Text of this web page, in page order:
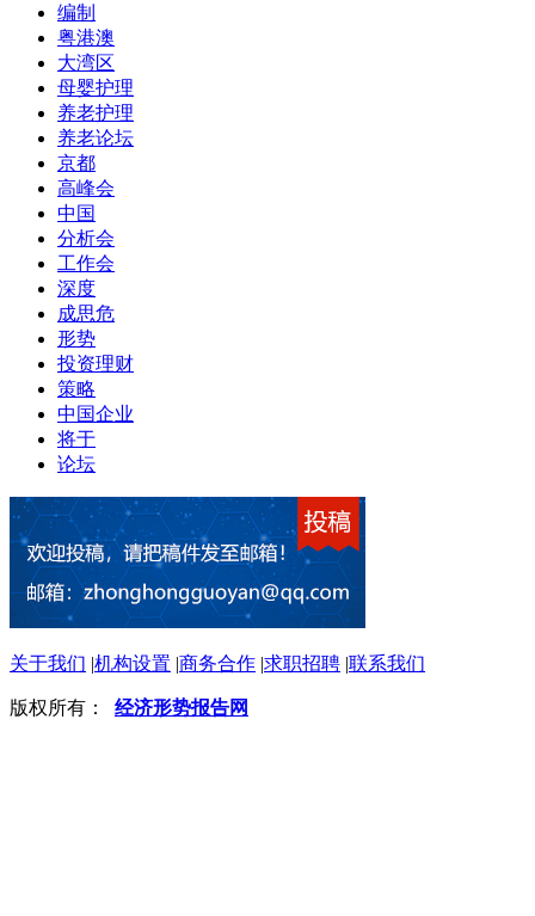
编制
粤港澳
大湾区
母婴护理
养老护理
养老论坛
京都
高峰会
中国
分析会
工作会
深度
成思危
形势
投资理财
策略
中国企业
将于
论坛
关于我们 |机构设置 |商务合作 |求职招聘 |联系我们
版权所有： 经济形势报告网